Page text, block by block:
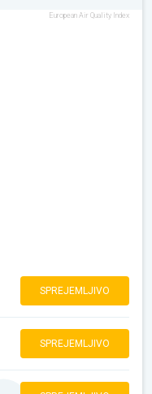
European Air Quality Index
SPREJEMLJIVO
SPREJEMLJIVO